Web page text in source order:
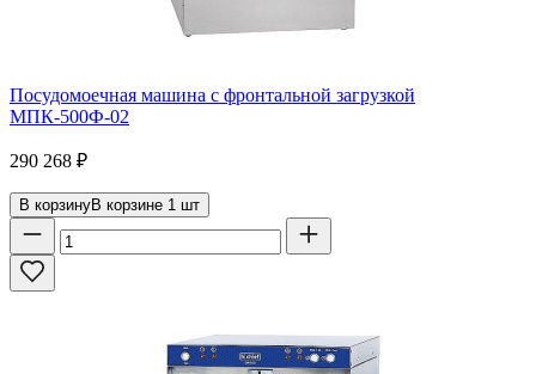
Посудомоечная машина с фронтальной загрузкой
МПК-500Ф-02
290 268 ₽
В корзинуВ корзине 1 шт